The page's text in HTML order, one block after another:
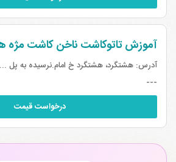
آموزش تاتوکاشت ناخن کاشت مژه
آدرس: هشتگرد، هشتگرد خ امام.نرسیده به پل ...
---
درخواست قیمت